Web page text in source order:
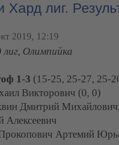
Хард лиг.
2019, 12:19
Олимпийка
1-3 (15-25, 25-27, 25-
Викторович (0, 0)
Дмитрий
Алексеевич
Артемий